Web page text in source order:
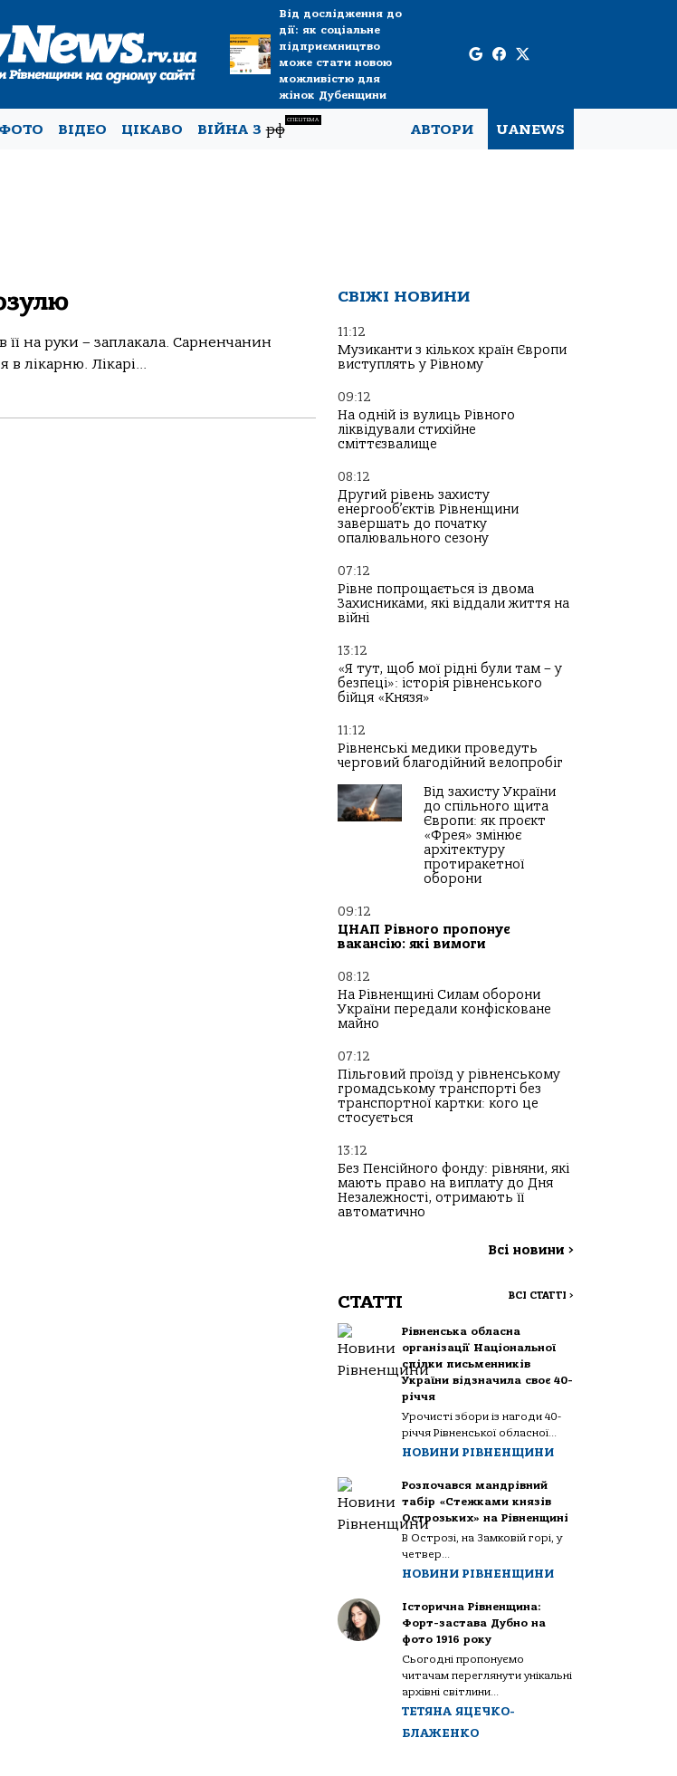
Від дослідження до
дії: як соціальне
підприємництво
може стати новою
можливістю для
жінок Дубенщини
ФОТО ВІДЕО ЦІКАВО ВІЙНА Зрф
СПЕЦТЕМА
АВТОРИ UANEWS
на руки – заплакала. Сарненчанин
в лікарню. Лікарі...
СВІЖІ НОВИНИ
11:12
Музиканти з кількох країн Європи
виступлять у Рівному
09:12
На одній із вулиць Рівного
ліквідували стихійне
сміттєзвалище
08:12
Другий рівень захисту
енергооб’єктів Рівненщини
завершать до початку
опалювального сезону
07:12
Рівне попрощається із двома
Захисниками, які віддали життя на
війні
13:12
«Я тут, щоб мої рідні були там – у
безпеці»: історія рівненського
бійця «Князя»
11:12
Рівненські медики проведуть
черговий благодійний велопробіг
Від захисту України
до спільного щита
Європи: як проєкт
«Фрея» змінює
архітектуру
протиракетної
оборони
09:12
ЦНАП Рівного пропонує
вакансію: які вимоги
08:12
На Рівненщині Силам оборони
України передали конфісковане
майно
07:12
Пільговий проїзд у рівненському
громадському транспорті без
транспортної картки: кого це
стосується
13:12
Без Пенсійного фонду: рівняни, які
мають право на виплату до Дня
Незалежності, отримають її
автоматично
Всі новини >
СТАТТІ ВСІ СТАТТІ >
Рівненська обласна
організації Національної
спілки письменників
України відзначила своє 40-
річчя
Урочисті збори із нагоди 40-
річчя Рівненської обласної...
НОВИНИ РІВНЕНЩИНИ
Розпочався мандрівний
табір «Стежками князів
Острозьких» на Рівненщині
В Острозі, на Замковій горі, у
четвер...
НОВИНИ РІВНЕНЩИНИ
Історична Рівненщина:
Форт-застава Дубно на
фото 1916 року
Сьогодні пропонуємо
читачам переглянути унікальні
архівні світлини...
ТЕТЯНА ЯЦЕЧКО-
БЛАЖЕНКО